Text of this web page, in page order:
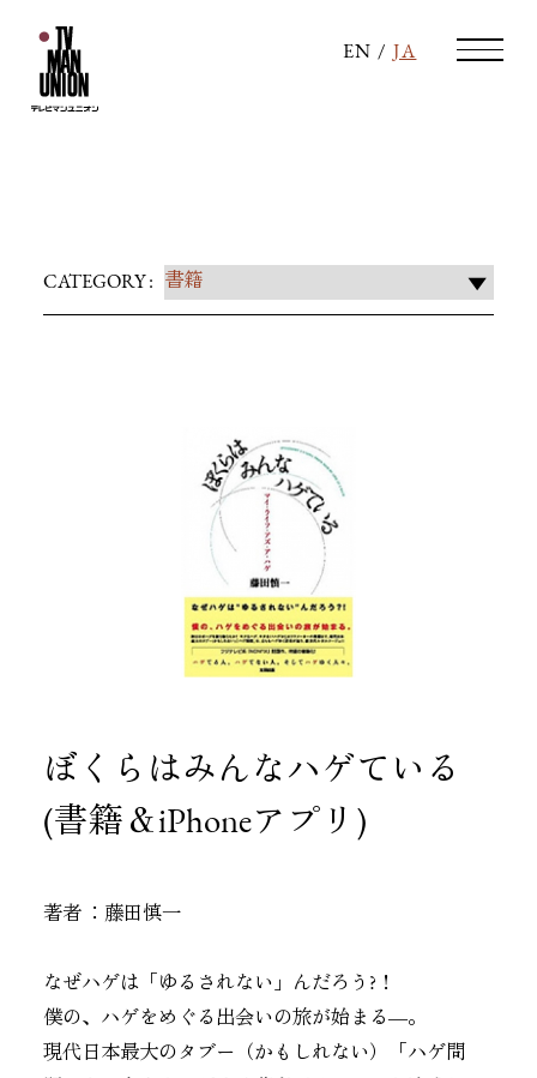
EN / JA
ぼくらはみんなハゲている
(書籍＆iPhoneアプリ)
著者 ： 藤田慎一
なぜハゲは「ゆるされない」んだろう?！
僕の、ハゲをめぐる出会いの旅が始まる―。
現代日本最大のタブー（かもしれない）「ハゲ問